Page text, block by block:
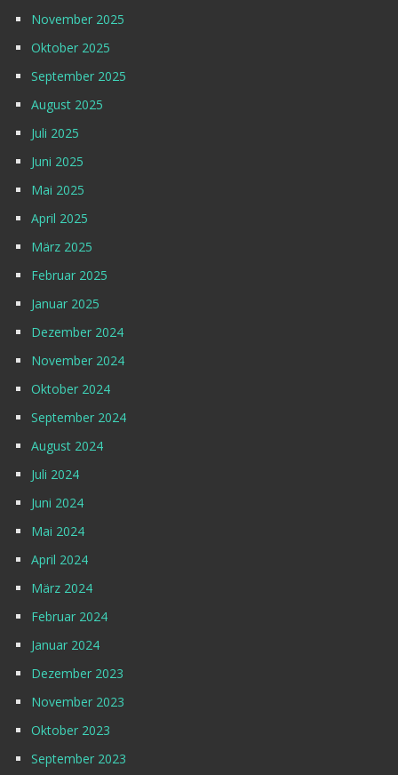
November 2025
Oktober 2025
September 2025
August 2025
Juli 2025
Juni 2025
Mai 2025
April 2025
März 2025
Februar 2025
Januar 2025
Dezember 2024
November 2024
Oktober 2024
September 2024
August 2024
Juli 2024
Juni 2024
Mai 2024
April 2024
März 2024
Februar 2024
Januar 2024
Dezember 2023
November 2023
Oktober 2023
September 2023